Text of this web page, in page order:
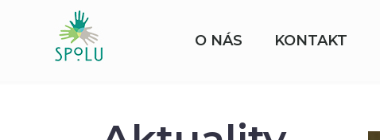
O NÁS KONTAKT